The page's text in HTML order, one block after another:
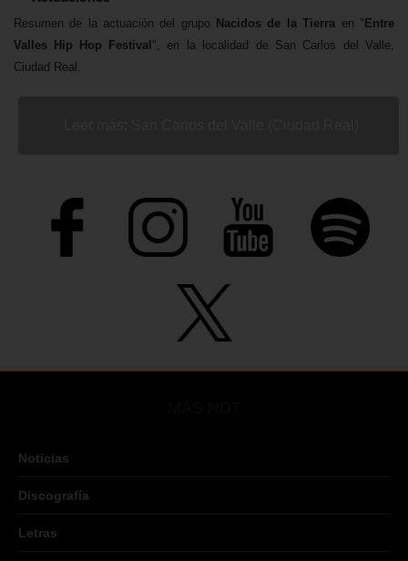
Resumen de la actuación del grupo Nacidos de la Tierra en " Entre
Valles Hip Hop Festival ", en la localidad de San Carlos del Valle,
Ciudad Real.
Noticias
Discografía
Letras